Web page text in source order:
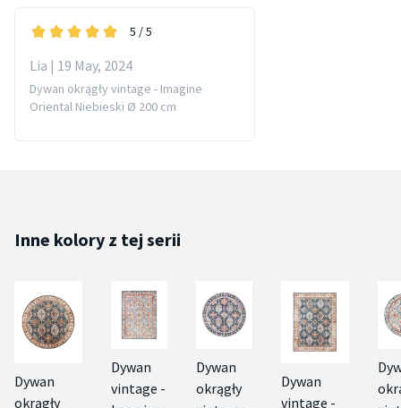
5 / 5
Lia | 19 May, 2024
Dywan okrągły vintage - Imagine
Oriental Niebieski Ø 200 cm
Inne kolory z tej serii
Dywan
okrągły
Dywan
vintage -
Dywan
okrągły
Dywan
vintage -